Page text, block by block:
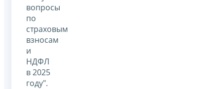
вопросы
по
страховым
взносам
и
НДФЛ
в 2025
году".